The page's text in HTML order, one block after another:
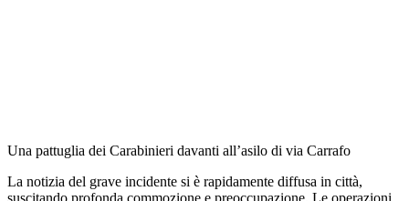
Una pattuglia dei Carabinieri davanti all’asilo di via Carrafo
La notizia del grave incidente si è rapidamente diffusa in città,
suscitando profonda commozione e preoccupazione. Le operazioni